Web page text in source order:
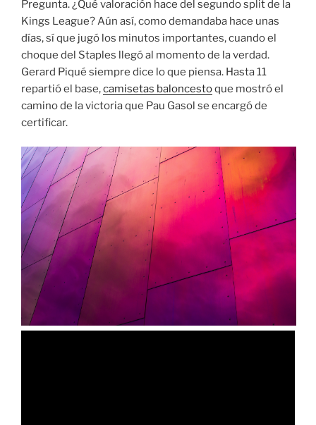
Pregunta. ¿Qué valoración hace del segundo split de la
Kings League? Aún así, como demandaba hace unas
días, sí que jugó los minutos importantes, cuando el
choque del Staples llegó al momento de la verdad.
Gerard Piqué siempre dice lo que piensa. Hasta 11
repartió el base,camisetas baloncestoque mostró el
camino de la victoria que Pau Gasol se encargó de
certificar.